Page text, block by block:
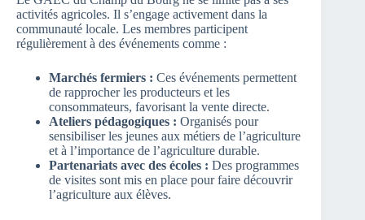
activités agricoles. Il s’engage activement dans la
communauté locale. Les membres participent
régulièrement à des événements comme :
Marchés fermiers : Ces événements permettent
de rapprocher les producteurs et les
consommateurs, favorisant la vente directe.
Ateliers pédagogiques : Organisés pour
sensibiliser les jeunes aux métiers de l’agriculture
et à l’importance de l’agriculture durable.
Partenariats avec des écoles : Des programmes
de visites sont mis en place pour faire découvrir
l’agriculture aux élèves.